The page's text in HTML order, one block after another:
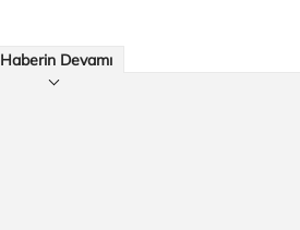
Haberin Devamı